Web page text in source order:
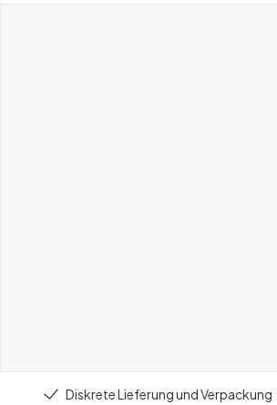
Diskrete Lieferung und Verpackung